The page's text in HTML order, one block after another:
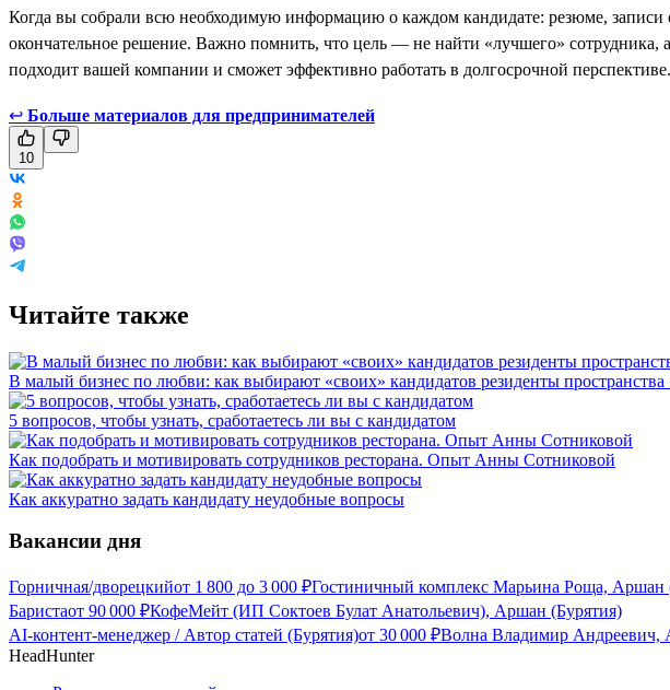
Когда вы собрали всю необходимую информацию о каждом кандидате: резюме, записи
окончательное решение. Важно помнить, что цель — не найти «лучшего»
подходит вашей компании и сможет эффективно работать в долгосрочной перспективе.
↩ Больше материалов для предпринимателей
10
Читайте также
В малый бизнес по любви: как выбирают «своих» кандидатов резиденты пространства
5 вопросов, чтобы узнать, сработаетесь ли вы с кандидатом
Как подобрать и мотивировать сотрудников ресторана. Опыт Анны Сотниковой
Как аккуратно задать кандидату неудобные вопросы
Вакансии дня
Горничная/дворецкийот 1 800 до 3 000 ₽Гостиничный комплекс Марьина Роща, Аршан
Баристаот 90 000 ₽КофеМейт (ИП Соктоев Булат Анатольевич), Аршан (Бурятия)
AI-контент-менеджер / Автор статей (Бурятия)от 30 000 ₽Волна Владимир Андреевич,
HeadHunter